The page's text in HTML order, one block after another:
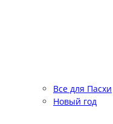
Все для Пасхи
Новый год